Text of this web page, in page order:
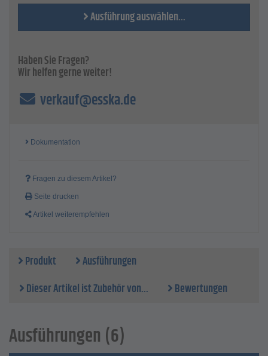
und INOX), 8 bis 12 '' (Stahl), Cu 54 bis 159
für folgende Rohrmaterialien - Stahl, Stahl (nicht rostend),
Kupferrohre
Ausführung auswählen...
Haben Sie Fragen?
Wir helfen gerne weiter!
verkauf@esska.de
Dokumentation
Fragen zu diesem Artikel?
Seite drucken
Artikel weiterempfehlen
Produkt
Ausführungen
Dieser Artikel ist Zubehör von...
Bewertungen
Ausführungen (6)